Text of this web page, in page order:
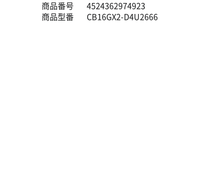
商品番号
4524362974923
商品型番
CB16GX2-D4U2666